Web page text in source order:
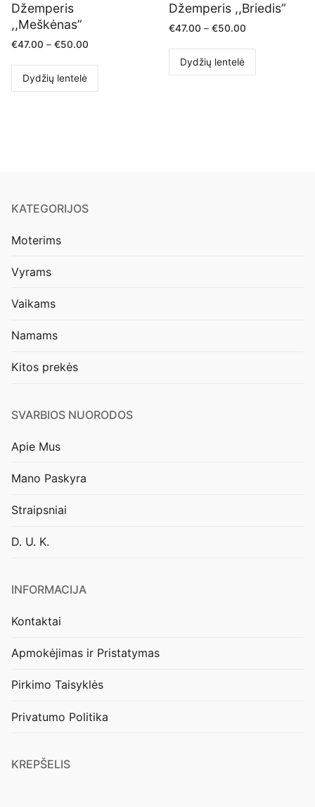
Džemperis
,,Meškėnas”
€47.00 – €50.00
Dydžių lentelė
Džemperis ,,Briedis”
€47.00 – €50.00
Dydžių lentelė
KATEGORIJOS
Moterims
Vyrams
Vaikams
Namams
Kitos prekės
SVARBIOS NUORODOS
Apie Mus
Mano Paskyra
Straipsniai
D. U. K.
INFORMACIJA
Kontaktai
Apmokėjimas ir Pristatymas
Pirkimo Taisyklės
Privatumo Politika
KREPŠELIS